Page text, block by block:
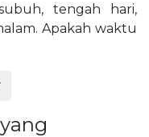
tengah hari,
Apakah waktu